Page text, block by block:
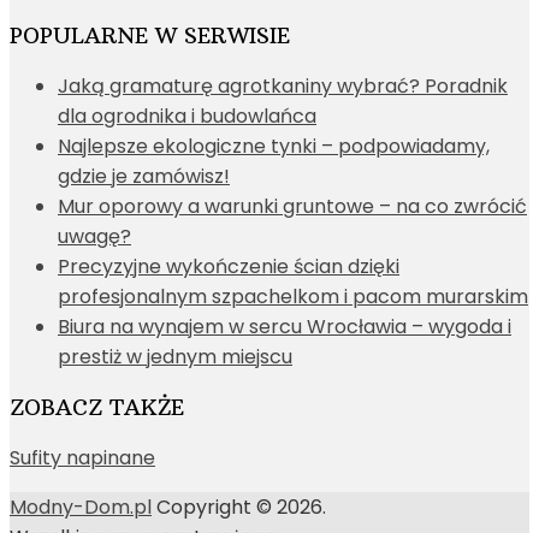
POPULARNE W SERWISIE
Jaką gramaturę agrotkaniny wybrać? Poradnik
dla ogrodnika i budowlańca
Najlepsze ekologiczne tynki – podpowiadamy,
gdzie je zamówisz!
Mur oporowy a warunki gruntowe – na co zwrócić
uwagę?
Precyzyjne wykończenie ścian dzięki
profesjonalnym szpachelkom i pacom murarskim
Biura na wynajem w sercu Wrocławia – wygoda i
prestiż w jednym miejscu
ZOBACZ TAKŻE
Sufity napinane
Modny-Dom.plCopyright © 2026.